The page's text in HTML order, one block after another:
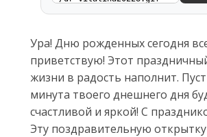
Ура! Дню рожденных сегодня
приветствую! Этот
жизни в радость наполнит.
минута твоего днешнего дня
счастливой и яркой! С
Эту поздравительную